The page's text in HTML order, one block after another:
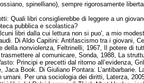
spinelliano), sempre rigorosamente
Quali libri consiglierebbe di leggere a un
pubblica e scolastica?
libri dalla cui lettura non si puo', a mio
Di Aldo Capitini: Antifascismo tra i giovani,
della nonviolenza, Feltrinelli, 1967, Il potere di
al comunicare, Sonda, 1988, La
Principi e precetti dal ritorno all’evidenza,
Jaca Book. Di Giuliano Pontara:
umani. Per una sociologia dei diritti, Laterza,